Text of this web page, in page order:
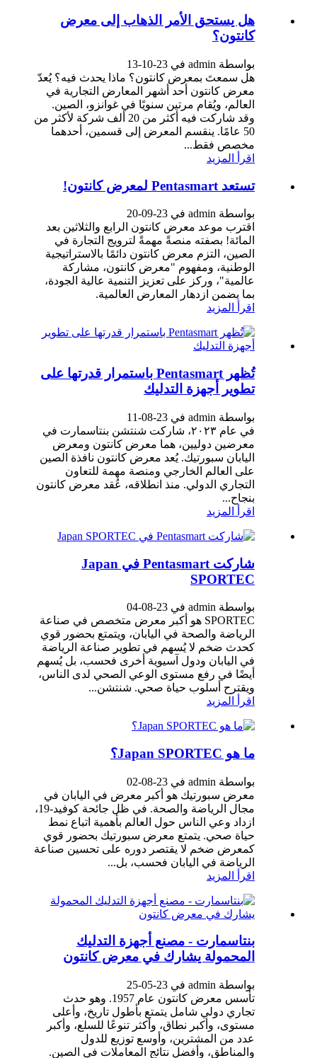
هل يستحق الأمر الذهاب إلى معرض
كانتون؟
بواسطة admin في 23-10-13
هل سمعتَ بمعرض كانتون؟ ماذا يحدث فيه؟ يُعدّ
معرض كانتون أحد أشهر المعارض التجارية في
العالم، ويُقام مرتين سنويًا في غوانزو، الصين.
وقد شاركت فيه أكثر من 20 ألف شركة لأكثر من
50 عامًا. ينقسم المعرض إلى قسمين، أحدهما
مخصص فقط...
اقرأ المزيد
تستعد Pentasmart لمعرض كانتون!
بواسطة admin في 23-09-20
اقترب موعد معرض كانتون الرابع والثلاثين بعد
المائة! بصفته منصةً مهمةً لترويج التجارة في
الصين، التزم معرض كانتون دائمًا بالاستراتيجية
الوطنية، ومفهوم "معرض كانتون، مشاركة
عالمية"، وركز على تعزيز التنمية عالية الجودة،
بما يضمن ازدهار المعارض العالمية.
اقرأ المزيد
تُظهر Pentasmart باستمرار قدرتها على
تطوير أجهزة التدليك
بواسطة admin في 23-08-11
في عام ٢٠٢٣، شاركت شنتشن بنتاسمارت في
معرضين دوليين، هما معرض كانتون ومعرض
اليابان سبورتيك. يُعد معرض كانتون نافذة الصين
على العالم الخارجي ومنصة مهمة للتعاون
التجاري الدولي. منذ انطلاقه، عُقد معرض كانتون
بنجاح...
اقرأ المزيد
شاركت Pentasmart في Japan
SPORTEC
بواسطة admin في 23-08-04
SPORTEC هو أكبر معرض متخصص في صناعة
الرياضة والصحة في اليابان، ويتمتع بحضور قوي
كحدث ضخم لا يُسهم في تطوير صناعة الرياضة
في اليابان ودول آسيوية أخرى فحسب، بل يُسهم
أيضًا في رفع مستوى الوعي الصحي لدى الناس،
ويقترح أسلوب حياة صحي. شنتشن...
اقرأ المزيد
ما هو Japan SPORTEC؟
بواسطة admin في 23-08-02
معرض سبورتيك هو أكبر معرض في اليابان في
مجال الرياضة والصحة. في ظل جائحة كوفيد-19،
ازداد وعي الناس حول العالم بأهمية اتباع نمط
حياة صحي. يتمتع معرض سبورتيك بحضور قوي
كمعرض ضخم لا يقتصر دوره على تحسين صناعة
الرياضة في اليابان فحسب، بل...
اقرأ المزيد
بنتاسمارت - مصنع أجهزة التدليك
المحمولة يشارك في معرض كانتون
بواسطة admin في 23-05-25
تأسس معرض كانتون عام 1957. وهو حدث
تجاري دولي شامل يتمتع بأطول تاريخ، وأعلى
مستوى، وأكبر نطاق، وأكثر تنوعًا للسلع، وأكبر
عدد من المشترين، وأوسع توزيع للدول
والمناطق، وأفضل نتائج المعاملات في الصين.